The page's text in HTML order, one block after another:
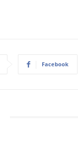
Facebook